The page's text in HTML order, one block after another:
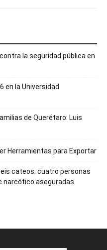
la seguridad pública en
en la Universidad
de Querétaro: Luis
Herramientas para Exportar
cateos; cuatro personas
narcótico aseguradas